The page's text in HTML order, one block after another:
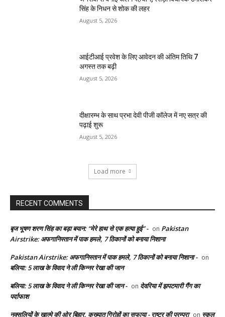
सिंह के निधन से शोक की लहर
August 5, 2026
आईटीआई प्रवेश के लिए आवेदन की अंतिम तिथि 7
अगस्त तक बढ़ी
August 5, 2026
दीक्षारम्भ के साथ प्रभा देवी पीजी कॉलेज में नए सत्र की
पढ़ाई शुरू
August 5, 2026
Load more
RECENT COMMENTS
बृज भूषण शरण सिंह का बड़ा बयान: “मेरे हाथ से एक हत्या हुई” - on Pakistan
Airstrike: अफगानिस्तान में पाक हमले, 7 ठिकानों को बनाया निशाना
Pakistan Airstrike: अफगानिस्तान में पाक हमले, 7 ठिकानों को बनाया निशाना - on
बलिया: 5 लाख के विवाद ने ली किन्नर रेखा की जान
बलिया: 5 लाख के विवाद ने ली किन्नर रेखा की जान - on देवरिया में झपटमारी गैंग का
पर्दाफाश
नक्सलियों के खात्मे की ओर बिहार, कुख्यात गिरोहों का सफाया - राष्ट्र की परम्परा on स्कूल